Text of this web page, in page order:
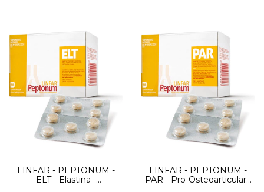
LINFAR - PEPTONUM -
ELT - Elastina -
LINFAR - PEPTONUM -
PAR - Pro-Osteoarticular -